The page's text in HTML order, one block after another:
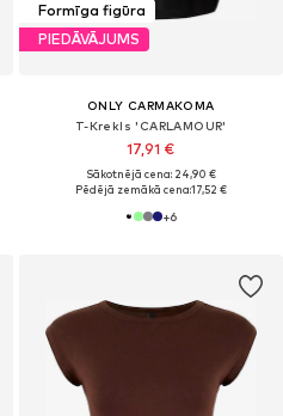
Formīga figūra
PIEDĀVĀJUMS
ONLY CARMAKOMA
T-Krekls 'CARLAMOUR'
17,91 €
Sākotnējā cena: 24,90 €
Pēdējā zemākā cena:17,52 €
+6